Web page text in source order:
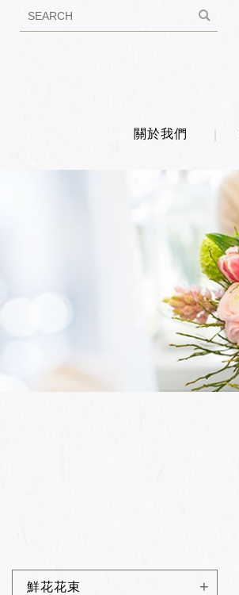
關於我們
鮮花花束